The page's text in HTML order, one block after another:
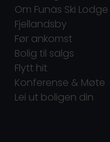
Om Funäs Ski Lodge
Fjellandsby
Før ankomst
Bolig til salgs
Flytt hit
Konferense & Møte
Lei ut boligen din